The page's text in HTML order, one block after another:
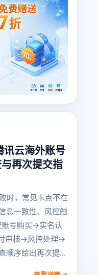
讯云海外账号
再次提交指
时，常见卡点不在
息一致性、风控触
号购买→实名认
审核→风控处理→
顺序给出再次提...